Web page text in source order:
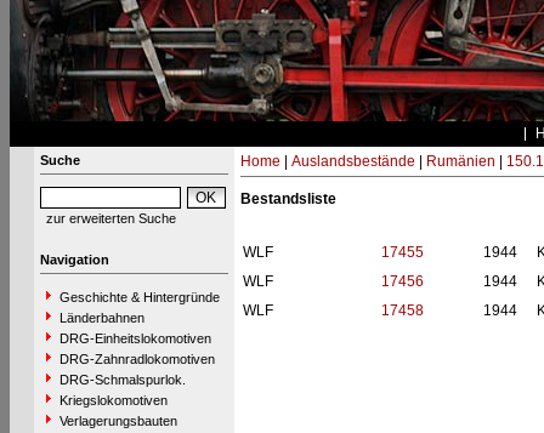
Suche
zur erweiterten Suche
Navigation
Geschichte & Hintergründe
Länderbahnen
DRG-Einheitslokomotiven
DRG-Zahnradlokomotiven
DRG-Schmalspurlok.
Kriegslokomotiven
Verlagerungsbauten
Home Auslandsbestände Rumänien
Bestandsliste
WLF 17455 1944
WLF
17456 1944
WLF
17458 1944